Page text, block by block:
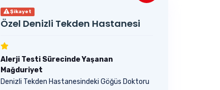
Şikayet
Özel Denizli Tekden Hastanesi
Alerji Testi Sürecinde Yaşanan
Mağduriyet
Denizli Tekden Hastanesindeki Göğüs Doktoru